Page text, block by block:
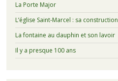
La Porte Major
L’église Saint-Marcel : sa construction
La fontaine au dauphin et son lavoir
Il y a presque 100 ans